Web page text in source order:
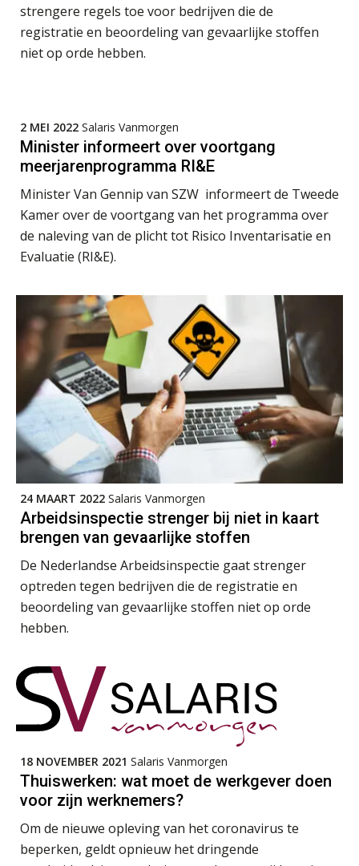
strengere regels toe voor bedrijven die de
registratie en beoordeling van gevaarlijke stoffen
niet op orde hebben.
2 MEI 2022 Salaris Vanmorgen
Minister informeert over voortgang
meerjarenprogramma RI&E
Minister Van Gennip van SZW informeert de Tweede
Kamer over de voortgang van het programma over
de naleving van de plicht tot Risico Inventarisatie en
Evaluatie (RI&E).
24 MAART 2022 Salaris Vanmorgen
Arbeidsinspectie strenger bij niet in kaart
brengen van gevaarlijke stoffen
De Nederlandse Arbeidsinspectie gaat strenger
optreden tegen bedrijven die de registratie en
beoordeling van gevaarlijke stoffen niet op orde
hebben.
18 NOVEMBER 2021 Salaris Vanmorgen
Thuiswerken: wat moet de werkgever doen
voor zijn werknemers?
Om de nieuwe opleving van het coronavirus te
beperken, geldt opnieuw het dringende
27
MOCuitgevers
28
AUG
Opfriscursus VPS (NIRPA PE)
Markus Verbeek Praehep
31
AUG
Praktijkdiploma Loonadministratie (PDL®)
Markus Verbeek Praehep
SEP
MOCuitgevers
03
SEP
Online cursus Wwft voor salarisadministrateurs (inclusief praktijkmodellen)
MOCuitgevers
SEP
Online cursus Bedingen in de arbeidsovereenkomst
MOCuitgevers
08
SEP
MOCuitgevers
08
SEP
MOCuitgevers
09
MOCuitgevers
16
SEP
MOCuitgevers
17
17
Online cursus Auto, fiets en OV in de salarisadministratie